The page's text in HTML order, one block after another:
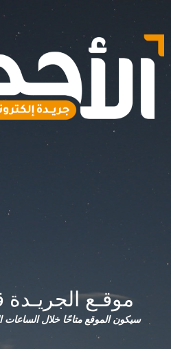
موقـع الجريـدة
سيكون الموقع متاحًا خلال